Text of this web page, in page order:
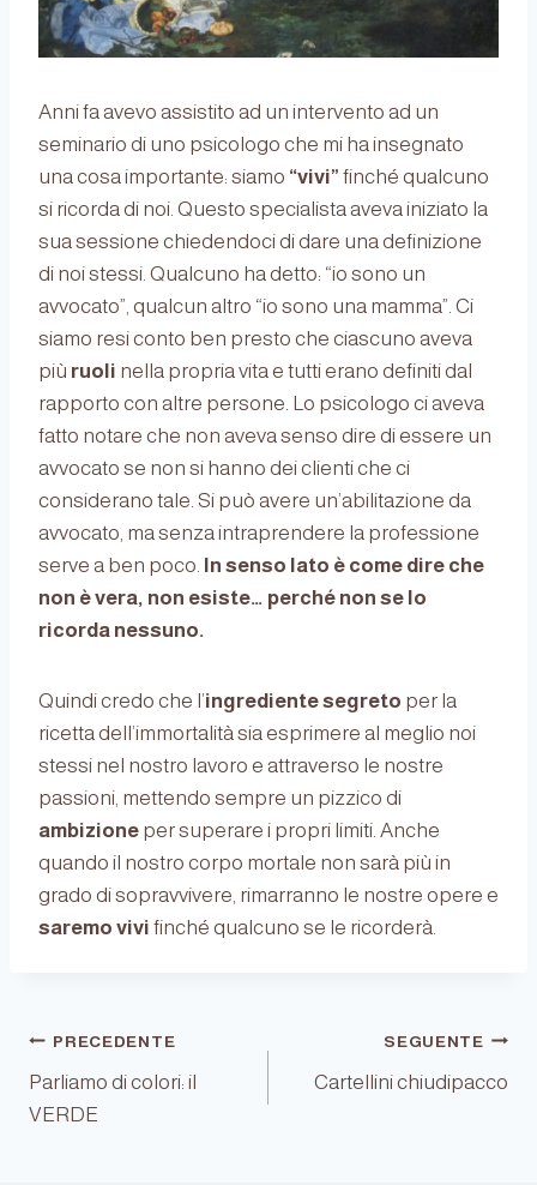
Anni fa avevo assistito ad un intervento ad un
seminario di uno psicologo che mi ha insegnato
una cosa importante: siamo “vivi” finché qualcuno
si ricorda di noi. Questo specialista aveva iniziato la
sua sessione chiedendoci di dare una definizione
di noi stessi. Qualcuno ha detto: “io sono un
avvocato”, qualcun altro “io sono una mamma”. Ci
siamo resi conto ben presto che ciascuno aveva
più ruoli nella propria vita e tutti erano definiti dal
rapporto con altre persone. Lo psicologo ci aveva
fatto notare che non aveva senso dire di essere un
avvocato se non si hanno dei clienti che ci
considerano tale. Si può avere un’abilitazione da
avvocato, ma senza intraprendere la professione
serve a ben poco. In senso lato è come dire che
non è vera, non esiste… perché non se lo
ricorda nessuno.
Quindi credo che l’ingrediente segreto per la
ricetta dell’immortalità sia esprimere al meglio noi
stessi nel nostro lavoro e attraverso le nostre
passioni, mettendo sempre un pizzico di
ambizione per superare i propri limiti. Anche
quando il nostro corpo mortale non sarà più in
grado di sopravvivere, rimarranno le nostre opere e
saremo vivi finché qualcuno se le ricorderà.
Navigazione
PRECEDENTE
Parliamo di colori: il
VERDE
SEGUENTE
Cartellini chiudipacco